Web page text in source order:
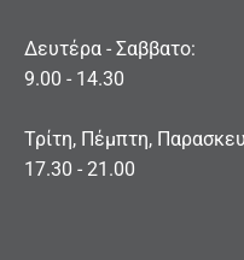
Δευτέρα - Σαββατο:
9.00 - 14.30
Τρίτη, Πέμπτη,
17.30 - 21.00